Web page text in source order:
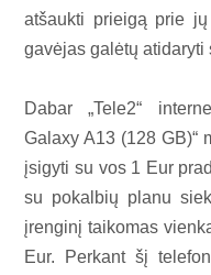
atšaukti prieigą prie
gavėjas galėtų atidaryti
Dabar „Tele2“
Galaxy A13 (128 GB)“
įsigyti su vos 1 Eur
su pokalbių planu
įrenginį taikomas
Eur. Perkant šį